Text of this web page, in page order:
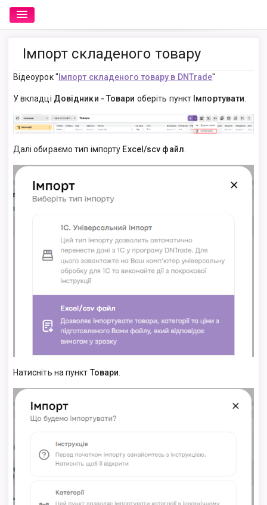
Імпорт складеного товару
Відеоурок " Імпорт складеного товару в DNTrade"
У вкладці Довідники - Товари оберіть пункт Імпортувати
Далі обираємо тип імпорту Excel/scv файл
Натисніть на пункт Товари